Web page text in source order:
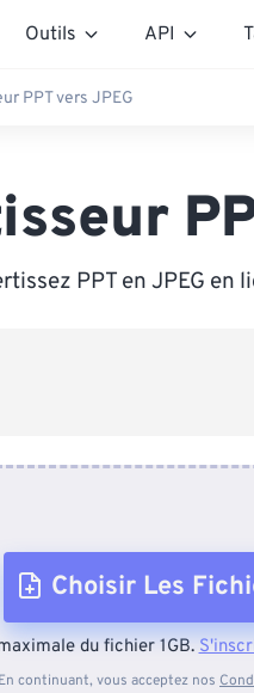
Outils API
PPT vers JPEG
PPT en JPEG en
Choisir Les
Depuis l'appareil
du fichier 1GB.
En continuant, vous acceptez nos